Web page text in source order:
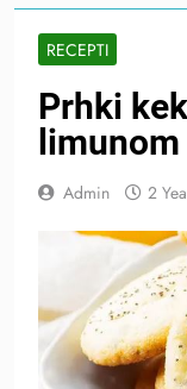
RECEPTI
Prhki
limunom
Admin 2